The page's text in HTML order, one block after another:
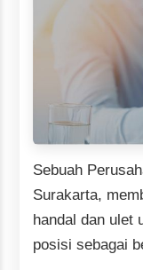
Sebuah
Surakarta,
handal dan ulet
posisi sebagai